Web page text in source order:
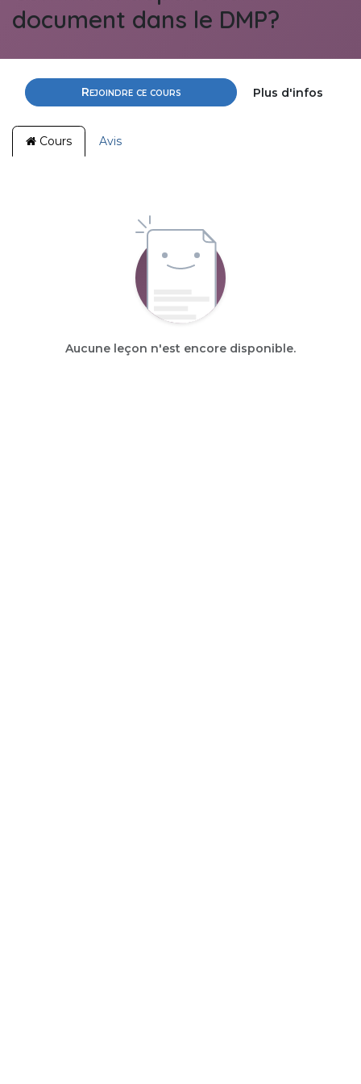
document dans le DMP?
Rejoindre ce cours Plus d'infos
Cours Avis
Aucune leçon n'est encore disponible.